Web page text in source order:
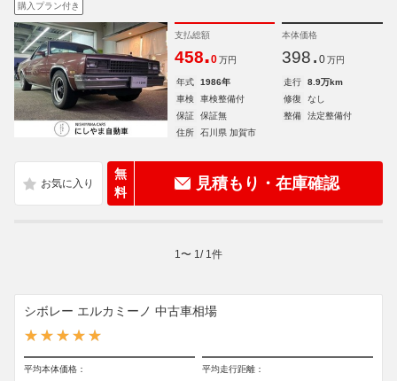
購入プラン付き
支払総額
458.0 万円
本体価格
398. 0 万円
年式 1986年 走行
8.9万km
車検
車検整備付 修復
なし
保証
保証無 整備
法定整備付
住所
石川県 加賀市
無
料
見積もり・在庫確認
1 〜 1 / 1 件
シボレー エルカミーノ 中古車相場
平均本体価格： 平均走行距離：